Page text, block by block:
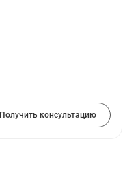
Получить консультацию